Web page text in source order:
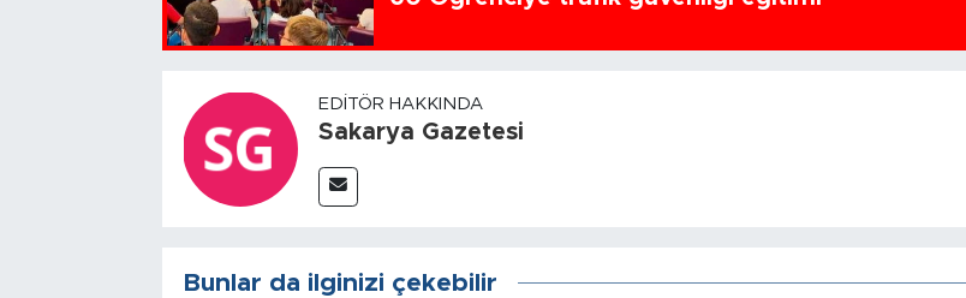
EDITÖR HAKKINDA
Sakarya Gazetesi
Bunlar da ilginizi çekebilir